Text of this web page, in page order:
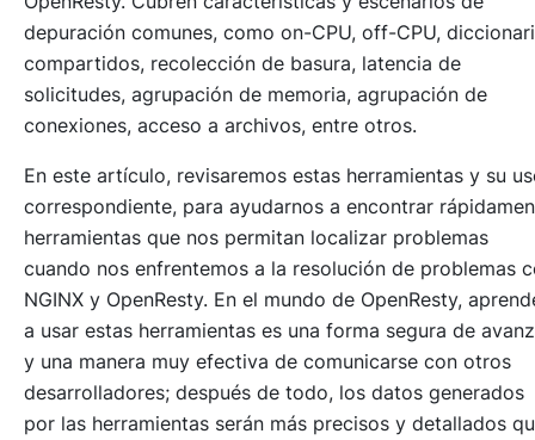
depuración comunes, como on-CPU, off-CPU,
compartidos, recolección de basura, latencia de
solicitudes, agrupación de memoria, agrupación de
conexiones, acceso a archivos, entre otros.
En este artículo, revisaremos estas herramientas y su
correspondiente, para ayudarnos a encontrar
herramientas que nos permitan localizar problemas
cuando nos enfrentemos a la resolución de problemas
NGINX y OpenResty. En el mundo de OpenResty,
a usar estas herramientas es una forma segura de
y una manera muy efectiva de comunicarse con otros
desarrolladores; después de todo, los datos generados
por las herramientas serán más precisos y detallados